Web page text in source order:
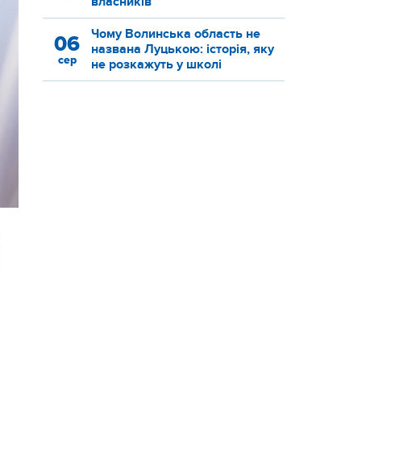
06
сер
Чому Волинська область не
названа Луцькою: історія, яку
не розкажуть у школі